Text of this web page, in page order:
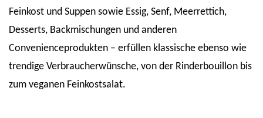
Feinkost und Suppen sowie Essig, Senf, Meerrettich,
Desserts, Backmischungen und anderen
Convenienceprodukten – erfüllen klassische ebenso wie
trendige Verbraucherwünsche, von der Rinderbouillon bis
zum veganen Feinkostsalat.